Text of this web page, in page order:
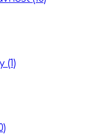
(1)